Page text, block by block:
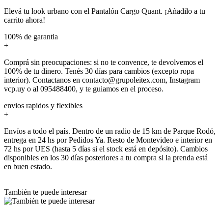
Elevá tu look urbano con el Pantalón Cargo Quant. ¡Añadilo a tu
carrito ahora!
100% de garantia
+
Comprá sin preocupaciones: si no te convence, te devolvemos el
100% de tu dinero. Tenés 30 días para cambios (excepto ropa
interior). Contactanos en contacto@grupoleitex.com, Instagram
vcp.uy o al 095488400, y te guiamos en el proceso.
envios rapidos y flexibles
+
Envíos a todo el país. Dentro de un radio de 15 km de Parque Rodó,
entrega en 24 hs por Pedidos Ya. Resto de Montevideo e interior en
72 hs por UES (hasta 5 días si el stock está en depósito). Cambios
disponibles en los 30 días posteriores a tu compra si la prenda está
en buen estado.
También te puede interesar